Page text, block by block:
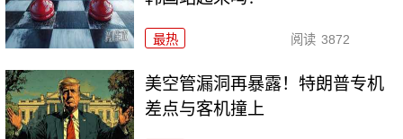
最热 阅读 3872
美空管漏洞再暴露！特朗普专机
差点与客机撞上